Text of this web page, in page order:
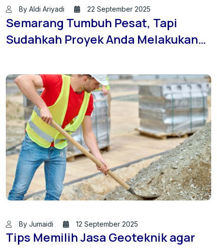
By Aldi Ariyadi 22 September 2025
Semarang Tumbuh Pesat, Tapi
Sudahkah Proyek Anda Melakukan
By Jumaidi 12 September 2025
Tips Memilih Jasa Geoteknik agar